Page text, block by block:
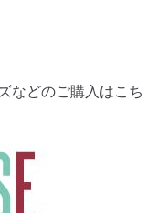
などのご購入はこち